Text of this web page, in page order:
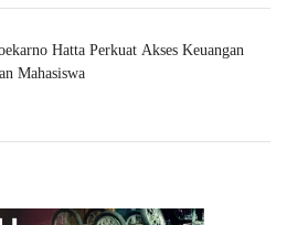
Hatta Perkuat Akses Keuangan
Mahasiswa